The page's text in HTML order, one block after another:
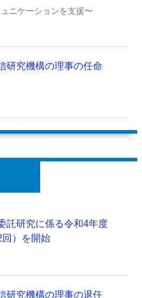
ニケーションを支援〜
研究機構の理事の任命
託研究に係る令和4年度
）を開始
研究機構の理事の退任